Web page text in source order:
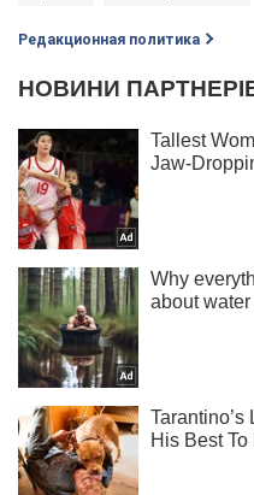
Редакционная политика